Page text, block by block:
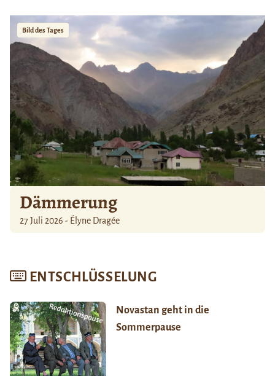
Bild des Tages
Dämmerung
27 Juli 2026 - Élyne Dragée
ENTSCHLÜSSELUNG
Novastan geht in die
Sommerpause